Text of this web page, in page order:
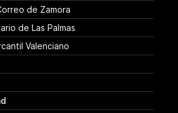
de Zamora
de Las Palmas
Valenciano